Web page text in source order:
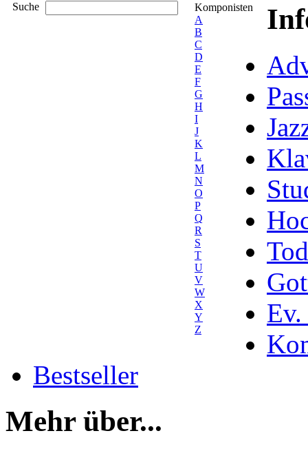
Suche
Komponisten
A
B
C
D
E
F
G
H
I
J
K
L
M
N
O
P
Q
R
S
T
U
V
W
X
Y
Z
Ev.
Bestseller
Mehr über...